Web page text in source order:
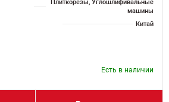
Плиткорезы, Углошлифивальные
машины
Китай
Есть в наличии